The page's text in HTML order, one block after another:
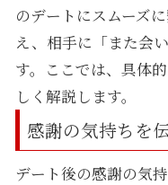
のデートにスムーズ
え、相手に「また会
す。ここでは、具体
しく解説します。
感謝の気持ちを
デート後の感謝の気